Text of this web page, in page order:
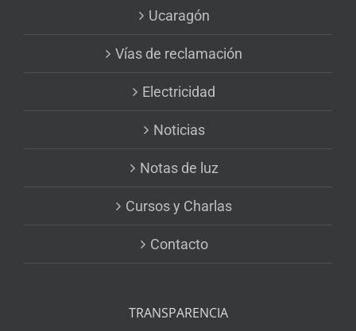
Ucaragón
Vías de reclamación
Electricidad
Noticias
Notas de luz
Cursos y Charlas
Contacto
TRANSPARENCIA